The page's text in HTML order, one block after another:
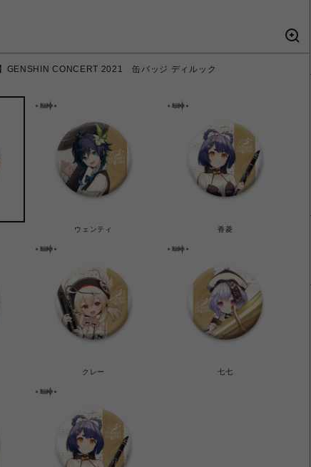
】GENSHIN CONCERT 2021 缶バッジ ディルック
ウェンティ 香菱
クレー 七七